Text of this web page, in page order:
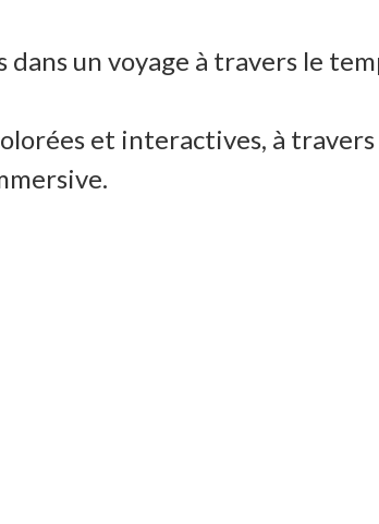
un voyage à travers le
et interactives, à travers